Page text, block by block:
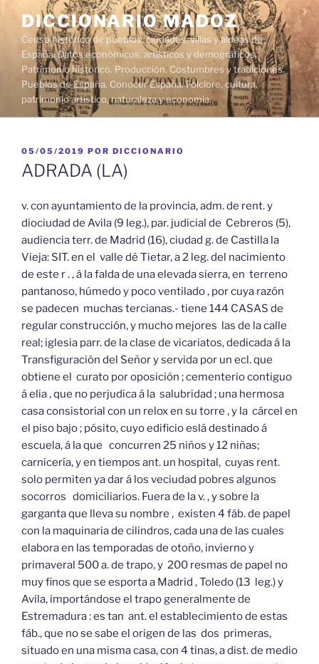
contenido
DICCIONARIO MADOZ
Censo histórico de pueblos, ciudades, villas y aldeas de
España. Datos económicos, artísticos y demográficos.
Patrimonio histórico. Producción. Costumbres y tradiciones.
Pueblos de España. Conocer España. Folclore, cultura,
patrimonio artístico, naturaleza y economía.
PUBLICADO
EL
05/05/2019 POR DICCIONARIO
ADRADA (LA)
v. con ayuntamiento de la provincia, adm. de rent. y
diociudad de Avila (9 leg.), par. judicial de Cebreros (5),
audiencia terr. de Madrid (16), ciudad g. de Castilla la
Vieja: SIT. en el valle dé Tietar, a 2 leg. del nacimiento
de este r . , á la falda de una elevada sierra, en terreno
pantanoso, húmedo y poco ventilado , por cuya razón
se padecen muchas tercianas.- tiene 144 CASAS de
regular construcción, y mucho mejores las de la calle
real; iglesia parr. de la clase de vicariatos, dedicada á la
Transfiguración del Señor y servida por un ecl. que
obtiene el curato por oposición ; cementerio contiguo
á elia , que no perjudica á la salubridad ; una hermosa
casa consistorial con un relox en su torre , y la cárcel en
el piso bajo ; pósito, cuyo edificio eslá destinado á
escuela, á la que concurren 25 niños y 12 niñas;
carnicería, y en tiempos ant. un hospital, cuyas rent.
solo permiten ya dar á los veciudad pobres algunos
socorros domiciliarios. Fuera de la v. , y sobre la
garganta que lleva su nombre , existen 4 fáb. de papel
con la maquinaria de cilindros, cada una de las cuales
elabora en las temporadas de otoño, invierno y
primaveral 500 a. de trapo, y 200 resmas de papel no
muy finos que se esporta a Madrid , Toledo (13 leg.) y
Avila, importándose el trapo generalmente de
Estremadura : es tan ant. el establecimiento de estas
fáb., que no se sabe el origen de las dos primeras,
situado en una misma casa, con 4 tinas, a dist. de medio